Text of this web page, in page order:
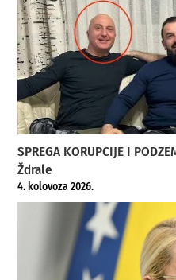
SPREGA KORUPCIJE I
Ždrale
4. kolovoza 2026.